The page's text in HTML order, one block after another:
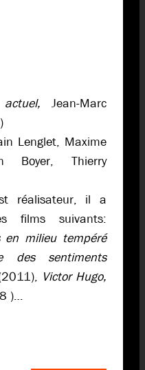
Jean-Marc
Lenglet, Maxime
Boyer, Thierry
réalisateur, il a
films suivants:
en milieu tempéré
des sentiments
Victor Hugo,
)…